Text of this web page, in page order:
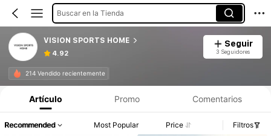
Buscar en la Tienda
VISION SPORTS HOME
4.92
Seguir
3 Seguidores
214 Vendido recientemente
Artículo Promo Comentarios
Recommended Most Popular Price Filtros